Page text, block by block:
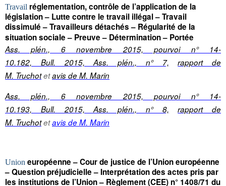
Travail réglementation, contrôle de l’application de la
législation – Lutte contre le travail illégal – Travail
dissimulé – Travailleurs détachés – Régularité de la
situation sociale – Preuve – Détermination – Portée
Ass. plén., 6 novembre 2015, pourvoi n° 14-
10.182, Bull. 2015, Ass. plén., n° 7,
rapport de
M. Truchotetavis de M. Marin
Ass. plén., 6 novembre 2015, pourvoi n° 14-
10.193, Bull. 2015, Ass. plén., n° 8,
rapport de
M. Truchotetavis de M. Marin
Union européenne – Cour de justice de l’Union européenne
– Question préjudicielle – Interprétation des actes pris par
les institutions de l’Union – Règlement (CEE) n° 1408/71 du